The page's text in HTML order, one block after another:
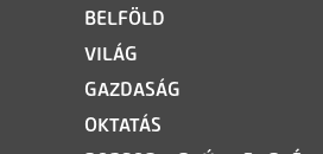
BELFÖLD
VILÁG
GAZDASÁG
OKTATÁS